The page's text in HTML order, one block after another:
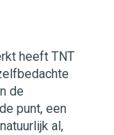
heeft TNT
de
punt, een
al,